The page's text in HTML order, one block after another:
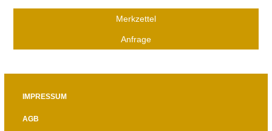
Merkzettel
Anfrage
IMPRESSUM
AGB